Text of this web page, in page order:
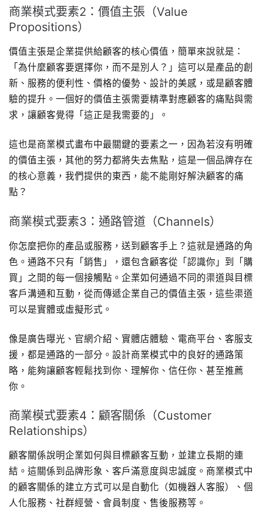
商業模式要素2：價值主張（Value
Propositions）
價值主張是企業提供給顧客的核心價值，簡單來說就是：
「為什麼顧客要選擇你，而不是別人？」這可以是產品的創
新、服務的便利性、價格的優勢、設計的美感，或是顧客體
驗的提升。一個好的價值主張需要精準對應顧客的痛點與需
求，讓顧客覺得「這正是我需要的」。
這也是商業模式畫布中最關鍵的要素之一，因為若沒有明確
的價值主張，其他的努力都將失去焦點，這是一個品牌存在
的核心意義，我們提供的東西，能不能剛好解決顧客的痛
點？
商業模式要素3：通路管道（Channels）
你怎麼把你的產品或服務，送到顧客手上？這就是通路的角
色。通路不只有「銷售」，還包含顧客從「認識你」到「購
買」之間的每一個接觸點。企業如何通過不同的渠道與目標
客戶溝通和互動，從而傳遞企業自己的價值主張，這些渠道
可以是實體或虛擬形式。
像是廣告曝光、官網介紹、實體店體驗、電商平台、客服支
援，都是通路的一部分。設計商業模式中的良好的通路策
略，能夠讓顧客輕鬆找到你、理解你、信任你、甚至推薦
你。
商業模式要素4：顧客關係（Customer
Relationships）
顧客關係說明企業如何與目標顧客互動，並建立長期的連
結。這關係到品牌形象、客戶滿意度與忠誠度。商業模式中
的顧客關係的建立方式可以是自動化（如機器人客服）、個
人化服務、社群經營、會員制度、售後服務等。